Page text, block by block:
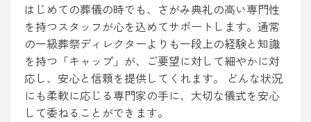
はじめての葬儀の時でも、さがみ典礼の高い専門性
を持つスタッフが心を込めてサポートします。通常
の一級葬祭ディレクターよりも一段上の経験と知識
を持つ「キャップ」が、ご要望に対して細やかに対
応し、安心と信頼を提供してくれます。 どんな状況
にも柔軟に応じる専門家の手に、大切な儀式を安心
して委ねることができます。